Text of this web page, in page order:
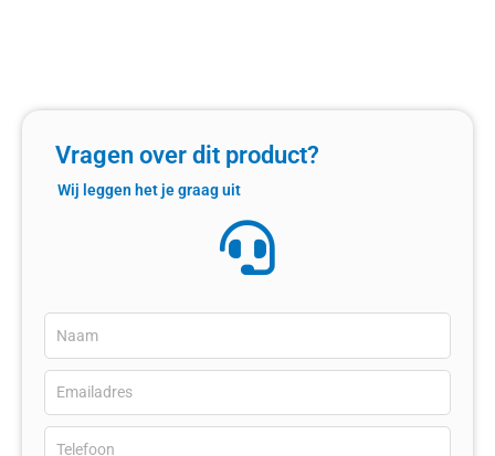
Vragen over dit product?
Wij leggen het je graag uit